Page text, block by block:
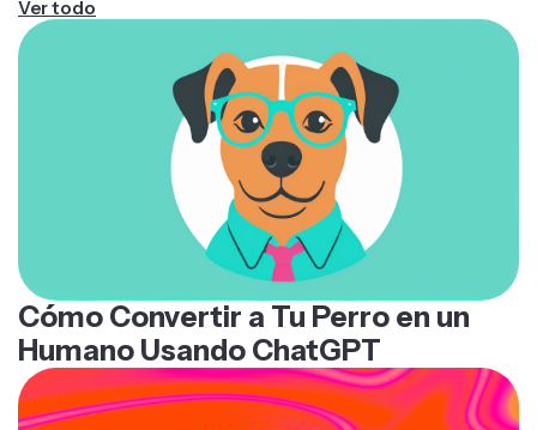
Ver todo
Cómo Convertir a Tu Perro en un
Humano Usando ChatGPT